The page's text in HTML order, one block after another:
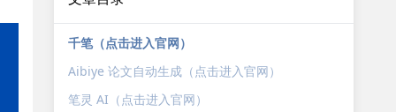
千笔（点击进入官网）
Aibiye 论文自动生成（点击进入官网）
笔灵 AI（点击进入官网）